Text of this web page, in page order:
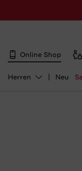
Online Shop
Abteilung ändern,
Herren Neu